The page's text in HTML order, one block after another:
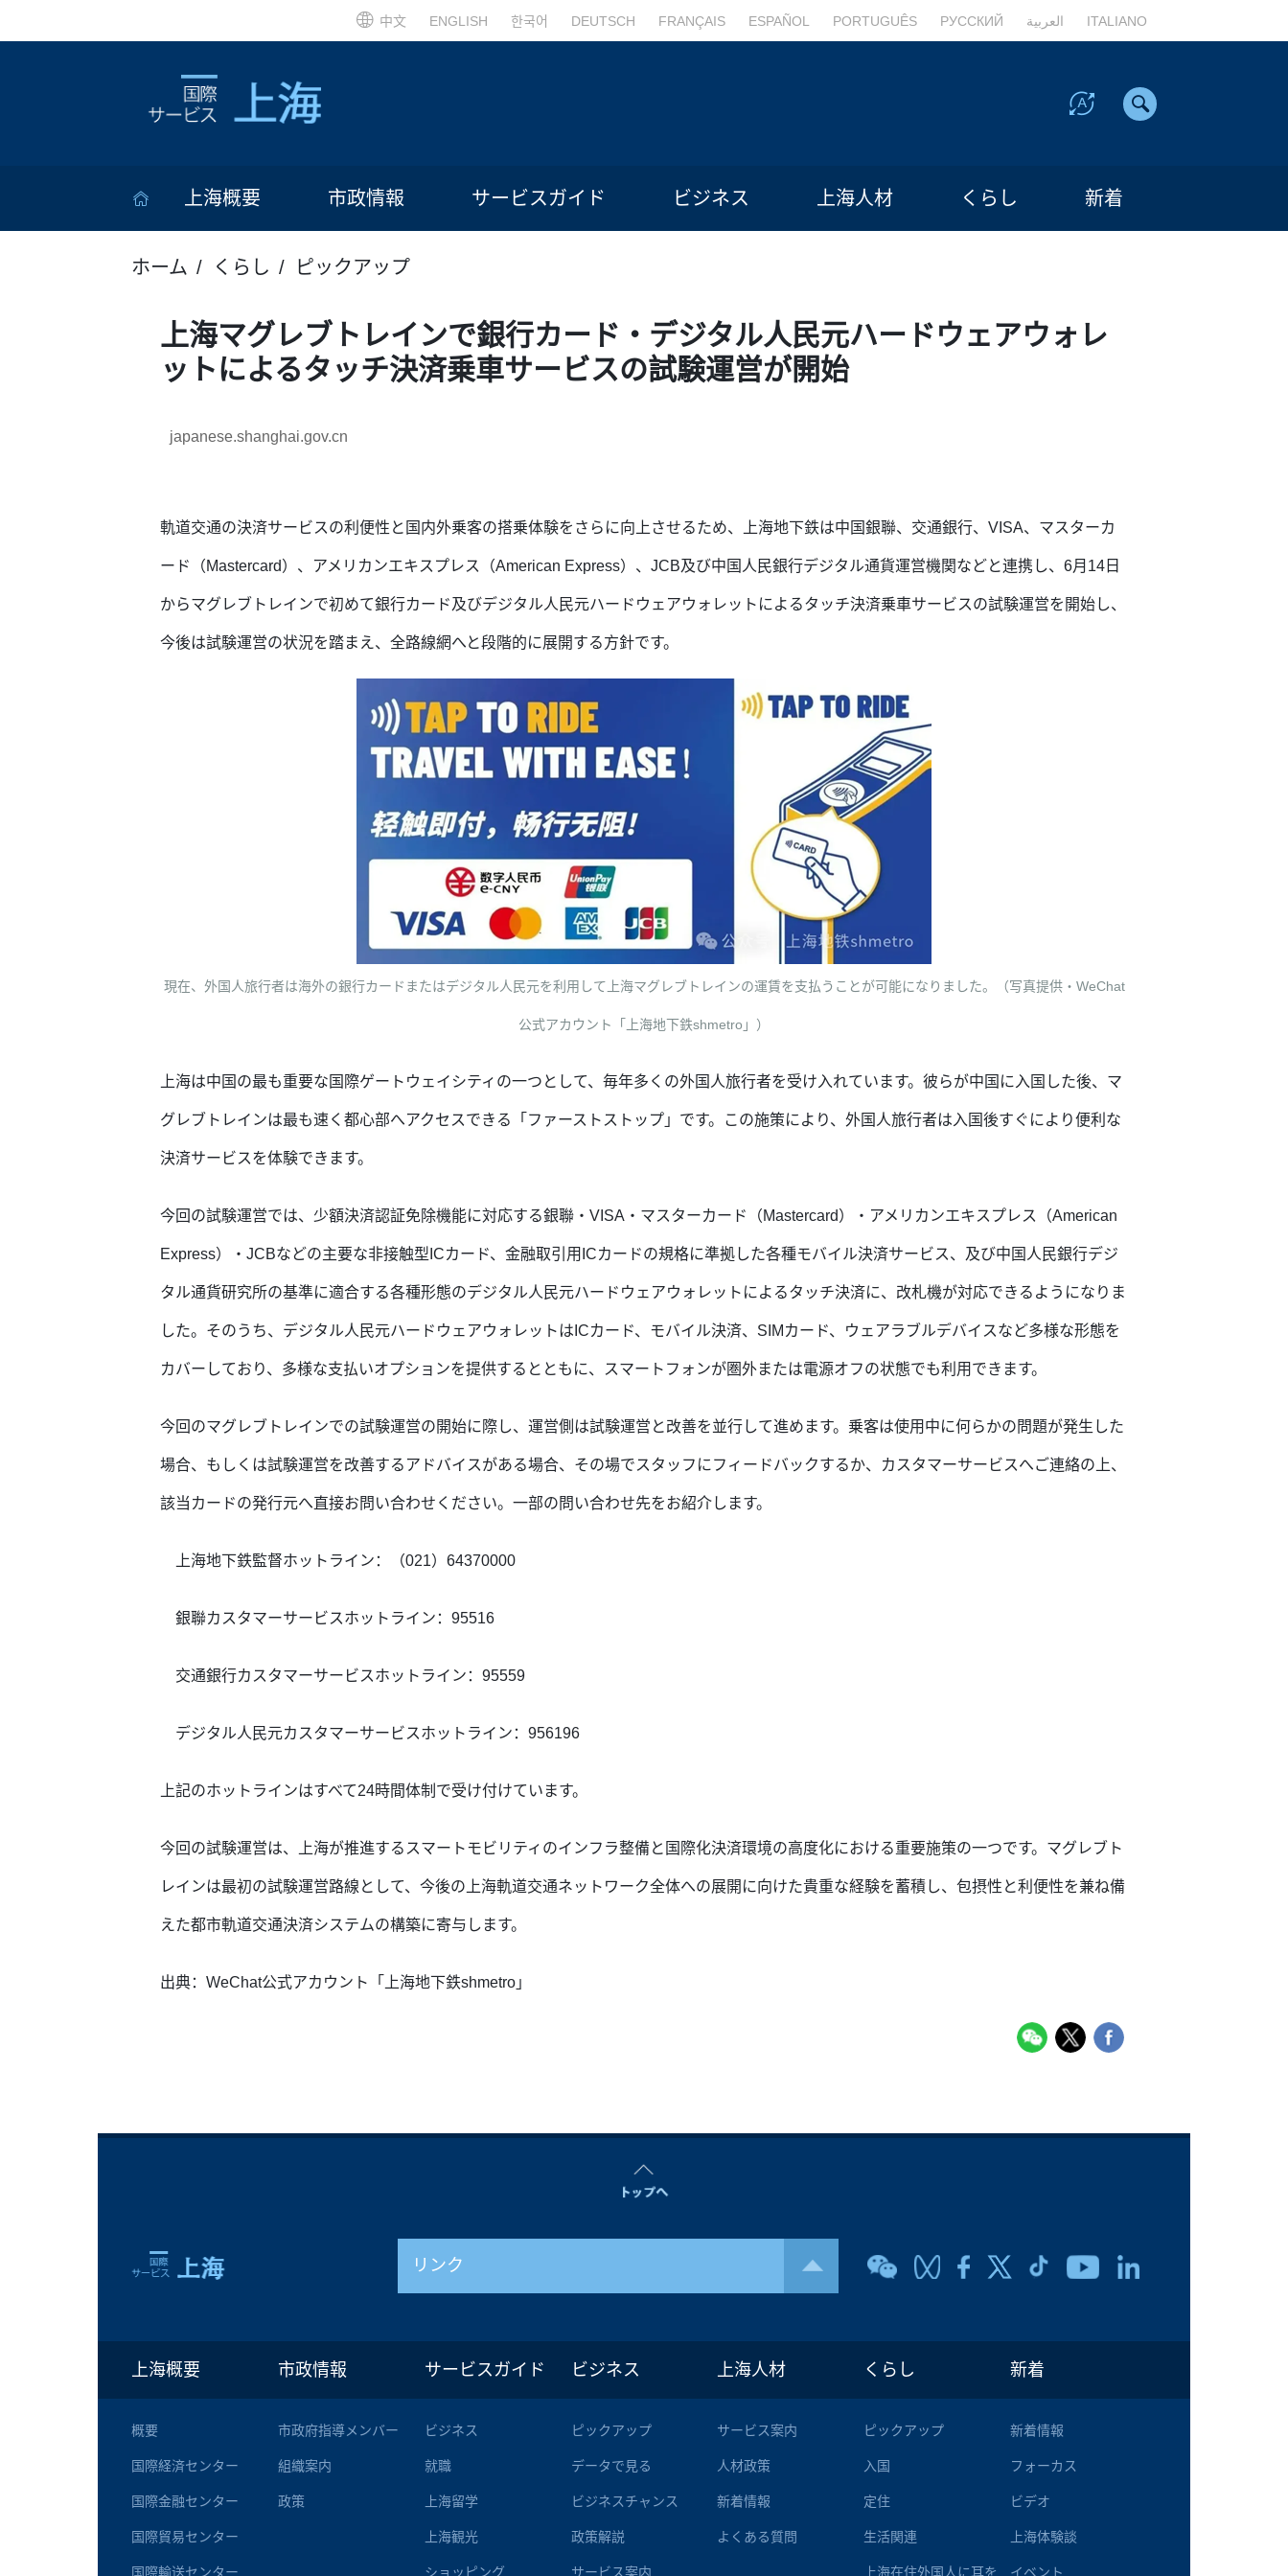
中文 ENGLISH 한국어 DEUTSCH FRANÇAIS ESPAÑOL PORTUGUÊS РУССКИЙ العربية ITALIANO
上海概要 市政情報 サービスガイド ビジネス 上海人材 くらし 新着
ホーム くらし ピックアップ
上海マグレブトレインで銀行カード・デジタル人民元ハードウェアウォレ
ットによるタッチ決済乗車サービスの試験運営が開始
japanese.shanghai.gov.cn
軌道交通の決済サービスの利便性と国内外乗客の搭乗体験をさらに向上させるため、上海地下鉄は中国銀聯、交通銀行、VISA、マスターカ
ード（Mastercard）、アメリカンエキスプレス（American Express）、JCB及び中国人民銀行デジタル通貨運営機関などと連携し、6月14日
からマグレブトレインで初めて銀行カード及びデジタル人民元ハードウェアウォレットによるタッチ決済乗車サービスの試験運営を開始し、
今後は試験運営の状況を踏まえ、全路線網へと段階的に展開する方針です。
現在、外国人旅行者は海外の銀行カードまたはデジタル人民元を利用して上海マグレブトレインの運賃を支払うことが可能になりました。（写真提供・WeChat
公式アカウント「上海地下鉄shmetro」）
上海は中国の最も重要な国際ゲートウェイシティの一つとして、毎年多くの外国人旅行者を受け入れています。彼らが中国に入国した後、マ
グレブトレインは最も速く都心部へアクセスできる「ファーストストップ」です。この施策により、外国人旅行者は入国後すぐにより便利な
決済サービスを体験できます。
今回の試験運営では、少額決済認証免除機能に対応する銀聯・VISA・マスターカード（Mastercard）・アメリカンエキスプレス（American
Express）・JCBなどの主要な非接触型ICカード、金融取引用ICカードの規格に準拠した各種モバイル決済サービス、及び中国人民銀行デジ
タル通貨研究所の基準に適合する各種形態のデジタル人民元ハードウェアウォレットによるタッチ決済に、改札機が対応できるようになりま
した。そのうち、デジタル人民元ハードウェアウォレットはICカード、モバイル決済、SIMカード、ウェアラブルデバイスなど多様な形態を
カバーしており、多様な支払いオプションを提供する とともに、スマートフォンが圏外または電源オフの状態でも利用できます。
今回のマグレブトレインでの試験運営の開始に際し、運営側は試験運営と改善を並行して進めます。乗客は使用中に何らかの問題が発生した
場合、もしくは試験運営を改善するアドバイスがある場合、その場でスタッフにフィードバックするか、カスタマーサービスへご連絡の上、
該当カードの発行元へ直接お問い合わせください。一部の問い合わせ先をお紹介します。
上海地下鉄監督ホットライン：（021）64370000
銀聯カスタマーサービスホットライン：95516
交通銀行カスタマーサービスホットライン：95559
デジタル人民元カスタマーサービスホットライン：956196
上記のホットラインはすべて24時間体制で受け付けています。
今回の試験運営は、上海が推進するスマートモビリティのインフラ整備と国際化決済環境の高度化における重要施策の一つです。マグレブト
レインは最初の試験運営路線として、今後の上海軌道交通ネットワーク全体への展開に向けた貴重な経験を蓄積し、包摂性と利便性を兼ね備
えた都市軌道交通決済システムの構築に寄与します。
出典：WeChat公式アカウント「上海地下鉄shmetro」
リンク
上海概要
概要
国際経済センター
国際金融センター
国際貿易センター
国際輸送センター
市政情報
市政府指導メンバー
組織案内
政策
サービスガイド
ビジネス
就職
上海留学
上海観光
ショッピング
ビジネス
ピックアップ
データで見る
ビジネスチャンス
政策解説
サービス案内
上海人材
サービス案内
人材政策
新着情報
よくある質問
くらし
ピックアップ
入国
定住
生活関連
上海在住外国人に耳を
新着
新着情報
フォーカス
ビデオ
上海体験談
イベント